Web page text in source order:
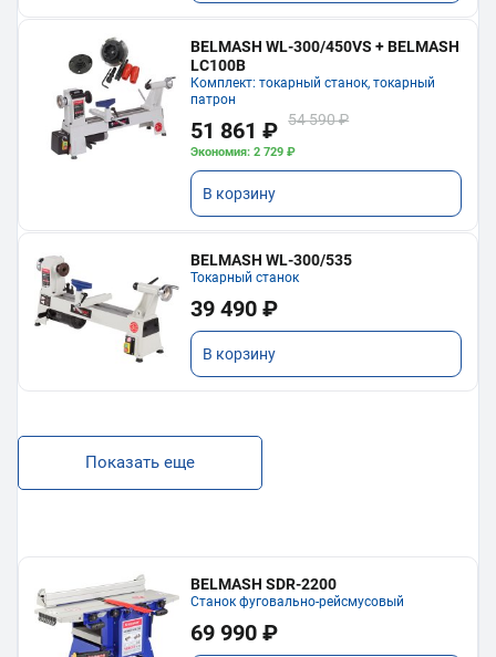
BELMASH WL-300/450VS + BELMASH
LC100B
Комплект: токарный станок, токарный
патрон
51 861 ₽ 54 590 ₽
Экономия: 2 729 ₽
В корзину
BELMASH WL-300/535
Токарный станок
39 490 ₽
В корзину
Показать еще
BELMASH SDR-2200
Станок фуговально-рейсмусовый
69 990 ₽